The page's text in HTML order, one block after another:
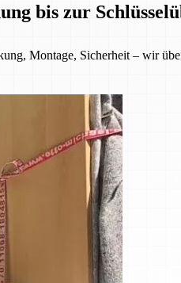
bis zur
Montage, Sicherheit – wir